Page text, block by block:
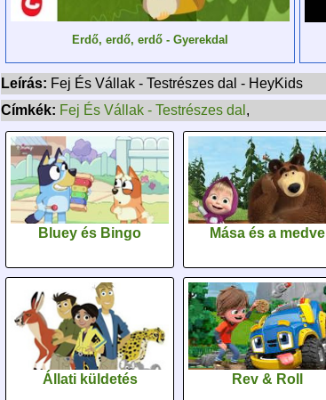
Erdő, erdő, erdő - Gyerekdal
Leírás: Fej És Vállak - Testrészes dal - HeyKids
Címkék: Fej És Vállak - Testrészes dal ,
Bluey és Bingo Mása és a medve
Állati küldetés Rev & Roll